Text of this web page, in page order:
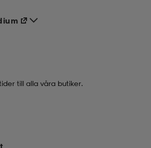
till alla våra butiker.